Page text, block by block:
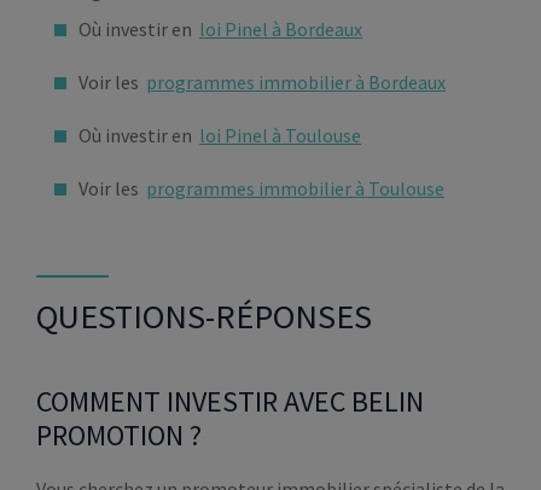
Où investir en loi Pinel à Bordeaux
Voir les programmes immobilier à Bordeaux
Où investir en loi Pinel à Toulouse
Voir les programmes immobilier à Toulouse
QUESTIONS-RÉPONSES
COMMENT INVESTIR AVEC BELIN
PROMOTION ?